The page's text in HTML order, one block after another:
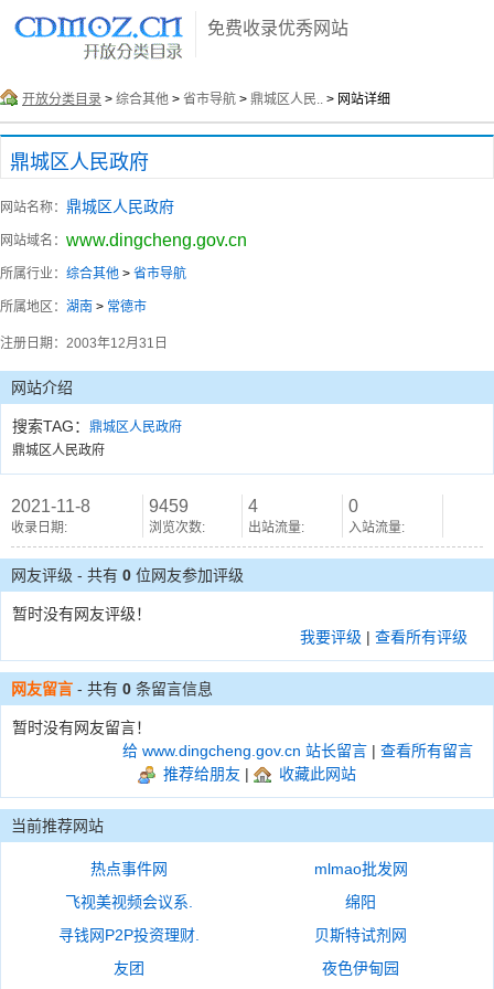
免费收录优秀网站
开放分类目录 > 综合其他 > 省市导航 > 鼎城区人民.. > 网站详细
鼎城区人民政府
网站名称： 鼎城区人民政府
网站域名： www.dingcheng.gov.cn
所属行业： 综合其他 > 省市导航
所属地区： 湖南 > 常德市
注册日期： 2003年12月31日
网站介绍
搜索TAG： 鼎城区人民政府
鼎城区人民政府
2021-11-8
收录日期:
9459
浏览次数:
4
出站流量:
0
入站流量:
网友评级 - 共有 0 位网友参加评级
暂时没有网友评级！
我要评级 | 查看所有评级
网友留言 - 共有 0 条留言信息
暂时没有网友留言！
给 www.dingcheng.gov.cn 站长留言 | 查看所有留言
推荐给朋友 | 收藏此网站
当前推荐网站
热点事件网
mlmao批发网
飞视美视频会议系.
绵阳
寻钱网P2P投资理财.
贝斯特试剂网
友团
夜色伊甸园